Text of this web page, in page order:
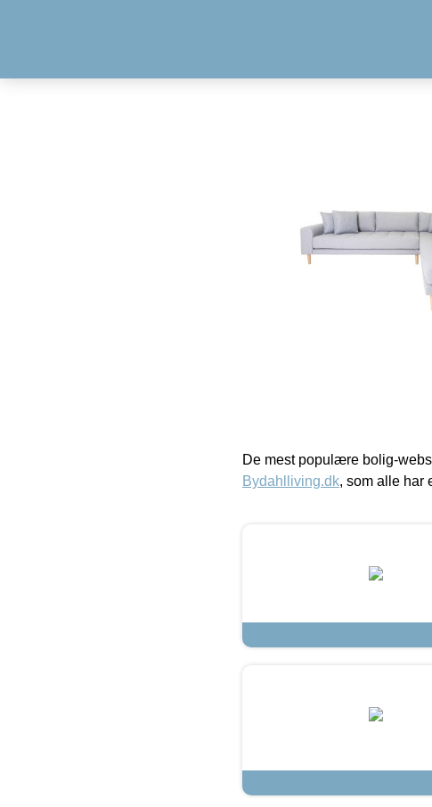
De mest populære bolig-
Bydahlliving.dk, som alle har